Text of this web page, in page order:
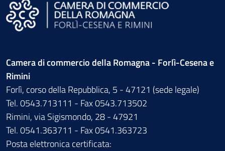
Camera di commercio della Romagna - Forlì-Cesena e
Rimini
Forlì, corso della Repubblica, 5 - 47121 (sede legale)
Tel. 0543.713111 - Fax 0543.713502
Rimini, via Sigismondo, 28 - 47921
Tel. 0541.363711 - Fax 0541.363723
Posta elettronica certificata: